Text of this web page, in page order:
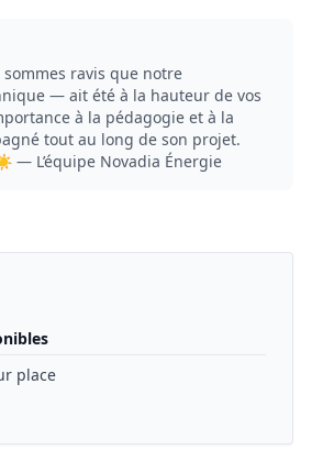
ravis que notre
— ait été à la hauteur de vos
à la pédagogie et à la
tout au long de son projet.
— L’équipe Novadia Énergie
place